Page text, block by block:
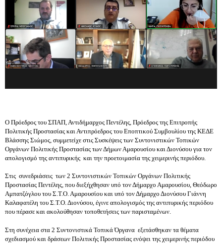
Ο Πρόεδρος του ΣΠΑΠ, Αντιδήμαρχος Πεντέλης, Πρόεδρος της Επιτροπής
Πολιτικής Προστασίας και Αντιπρόεδρος του Εποπτικού Συμβουλίου της ΚΕΔΕ
Βλάσσης Σιώμος, συμμετείχε στις Συσκέψεις των Συντονιστικών Τοπικών
Οργάνων Πολιτικής Προστασίας των Δήμων Αμαρουσίου και Διονύσου για τον
απολογισμό της αντιπυρικής  και την προετοιμασία της χειμερινής περιόδου.
Στις  συνεδριάσεις  των 2 Συντονιστικών Τοπικών Οργάνων Πολιτικής
Προστασίας Πεντέλης, που διεξήχθησαν υπό τον Δήμαρχο Αμαρουσίου, Θεόδωρο
Αμπατζόγλου του Σ.Τ.Ο. Αμαρουσίου και υπό τον Δήμαρχο Διονύσου Γιάννη
Καλαφατέλη του Σ.Τ.Ο. Διονύσου, έγινε απολογισμός της αντιπυρικής περιόδου
που πέρασε και ακολούθησαν τοποθετήσεις των παρισταμένων.
Στη συνέχεια στα 2 Συντονιστικά Τοπικά Όργανα  εξετάσθηκαν τα θέματα
σχεδιασμού και δράσεων Πολιτικής Προστασίας ενόψει της χειμερινής περιόδου